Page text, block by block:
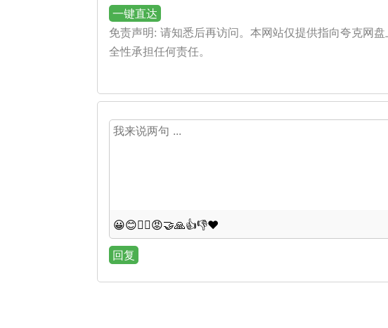
一键直达
免责声明: 请知悉后再访问。本网站仅提供指向夸克网
全性承担任何责任。
😀😊😵‍💫😡🤝🙏👍👎❤️
回复